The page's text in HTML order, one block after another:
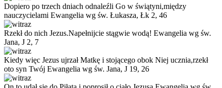
Dopiero po trzech dniach odnaleźli Go w świątyni,między
nauczycielami Ewangelia wg św. Łukasza, Łk 2, 46
Rzekł do nich Jezus.Napełnijcie stągwie wodą! Ewangelia wg św.
Jana, J 2, 7
Kiedy więc Jezus ujrzał Matkę i stojącego obok Niej ucznia,rzekł
oto syn Twój Ewangelia wg św. Jana, J 19, 26